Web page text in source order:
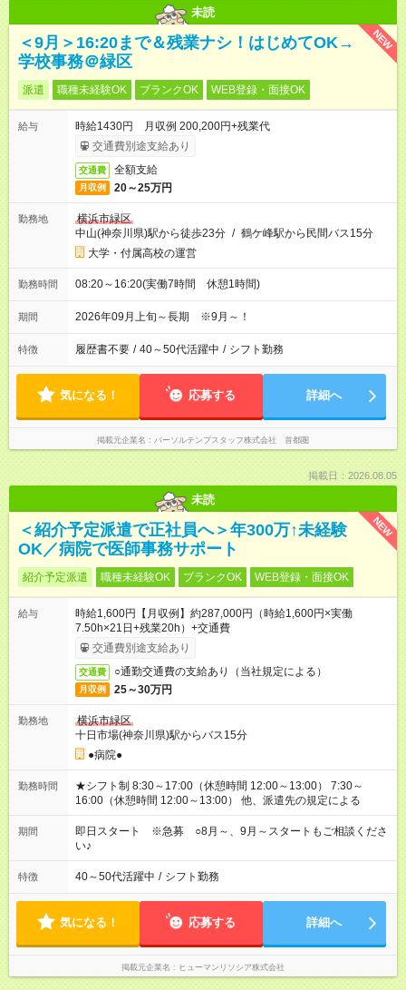
未読
NEW
＜9月＞16:20まで＆残業ナシ！はじめてOK→
学校事務＠緑区
派遣 職種未経験OK ブランクOK WEB登録・面接OK
給与
時給1430円 月収例 200,200円+残業代
交通費別途支給あり
交通費 全額支給
月収例 20～25万円
勤務地
横浜市緑区
中山(神奈川県)駅から徒歩23分 / 鶴ケ峰駅から民間バス15分
大学・付属高校の運営
勤務時間 08:20～16:20(実働7時間 休憩1時間)
期間 2026年09月上旬～長期 ※9月～！
特徴 履歴書不要 / 40～50代活躍中 / シフト勤務
気になる！ 応募する 詳細へ
掲載元企業名 パーソルテンプスタッフ株式会社 首都圏
掲載日：2026.08.05
未読
NEW
＜紹介予定派遣で正社員へ＞年300万↑未経験
OK／病院で医師事務サポート
紹介予定派遣 職種未経験OK ブランクOK WEB登録・面接OK
給与
時給1,600円【月収例】約287,000円（時給1,600円×実働
7.50h×21日+残業20h）+交通費
交通費別途支給あり
交通費 ○通勤交通費の支給あり（当社規定による）
月収例 25～30万円
勤務地
横浜市緑区
十日市場(神奈川県)駅からバス15分
●病院●
勤務時間
★シフト制 8:30～17:00（休憩時間 12:00～13:00） 7:30～
16:00（休憩時間 12:00～13:00） 他、派遣先の規定による
期間
即日スタート ※急募 ○8月～、9月～スタートもご相談くださ
い♪
特徴 40～50代活躍中 / シフト勤務
気になる！ 応募する 詳細へ
掲載元企業名 ヒューマンリソシア株式会社